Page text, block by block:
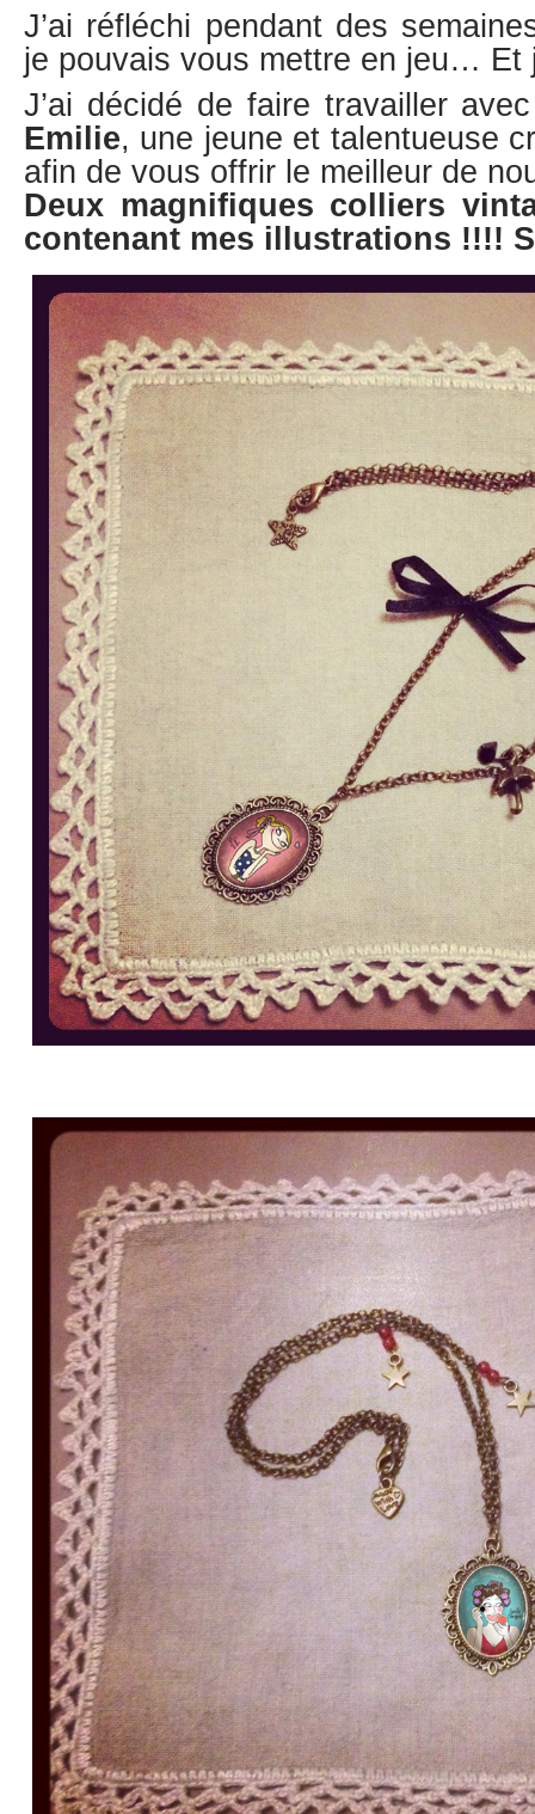
J’ai réfléchi pendant des
je pouvais vous mettre en jeu… Et
J’ai décidé de faire travailler
Emilie, une jeune et talentueuse
afin de vous offrir le meilleur de
Deux magnifiques colliers
contenant mes illustrations !!!!